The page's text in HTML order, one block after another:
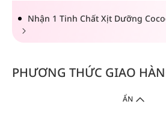
Nhận 1 Tinh Chất Xịt Dưỡng
PHƯƠNG THỨC GIAO
ẨN